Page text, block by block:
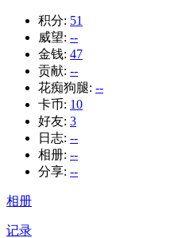
积分: 51
威望: --
金钱: 47
贡献: --
花痴狗腿: --
卡币: 10
好友: 3
日志: --
相册: --
分享: --
相册
记录